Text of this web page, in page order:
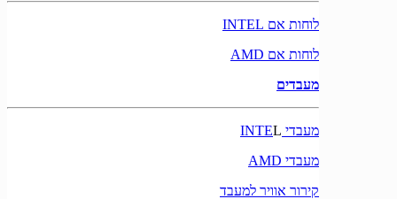
לוחות אם INTEL
לוחות אם AMD
מעבדים
מעבדי INTE L
מעבדי AMD
קירור אוויר למעבד